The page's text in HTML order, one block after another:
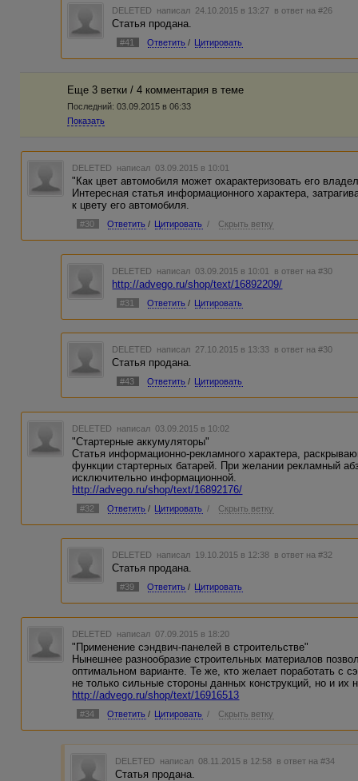
DELETED написал 24.10.2015 в 13:27 в ответ на #26
Статья продана.
#41 Ответить / Цитировать
Еще 3 ветки / 4 комментария в темe
Последний: 03.09.2015 в 06:33
Показать
DELETED написал 03.09.2015 в 10:01
"Как цвет автомобиля может охарактеризовать его
Интересная статья информационного характера,
к цвету его автомобиля.
#30 Ответить / Цитировать / Скрыть ветку
DELETED написал 03.09.2015 в 10:01 в ответ на #30
http://advego.ru/shop/text/16892209/
#31 Ответить / Цитировать
DELETED написал 27.10.2015 в 13:33 в ответ на #30
Статья продана.
#43 Ответить / Цитировать
DELETED написал 03.09.2015 в 10:02
"Стартерные аккумуляторы"
Статья информационно-рекламного характера,
функции стартерных батарей. При желании рекламный
исключительно информационной.
http://advego.ru/shop/text/16892176/
#32 Ответить / Цитировать / Скрыть ветку
DELETED написал 19.10.2015 в 12:38 в ответ на #32
Статья продана.
#39 Ответить / Цитировать
DELETED написал 07.09.2015 в 18:20
"Применение сэндвич-панелей в строительстве"
Нынешнее разнообразие строительных материалов
оптимальном варианте. Те же, кто желает поработать с
не только сильные стороны данных конструкций, но и их
http://advego.ru/shop/text/16916513
#34 Ответить / Цитировать / Скрыть ветку
DELETED написал 08.11.2015 в 12:58 в ответ на #34
Статья продана.